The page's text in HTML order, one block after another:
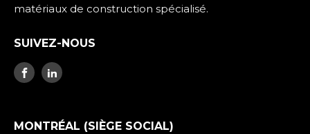
matériaux de construction spécialisé.
SUIVEZ-NOUS
MONTRÉAL (SIÈGE SOCIAL)